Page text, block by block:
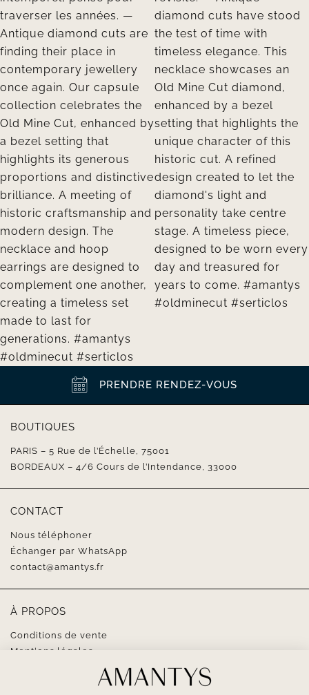
PRENDRE RENDEZ-VOUS
BOUTIQUES
PARIS – 5 Rue de l’Échelle, 75001
BORDEAUX – 4/6 Cours de l’Intendance, 33000
CONTACT
Nous téléphoner
Échanger par WhatsApp
contact@amantys.fr
À PROPOS
Conditions de vente
Mentions légales